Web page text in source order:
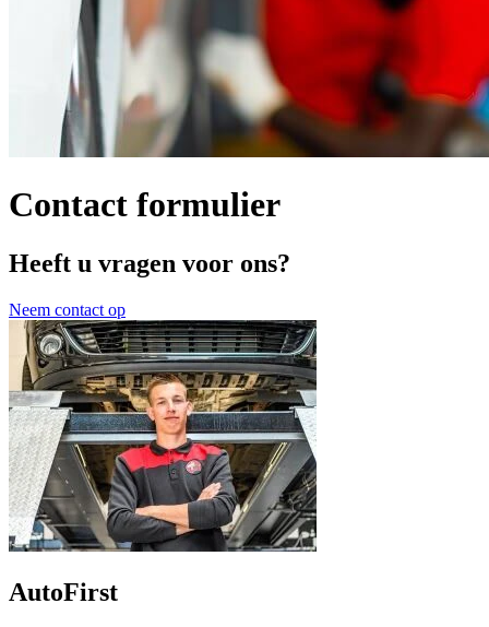
Contact formulier
Heeft u vragen voor ons?
Neem contact op
AutoFirst